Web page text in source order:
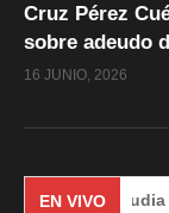
Cruz Pérez
sobre adeudo
16 JUNIO, 2026
EN VIVO
Claudia